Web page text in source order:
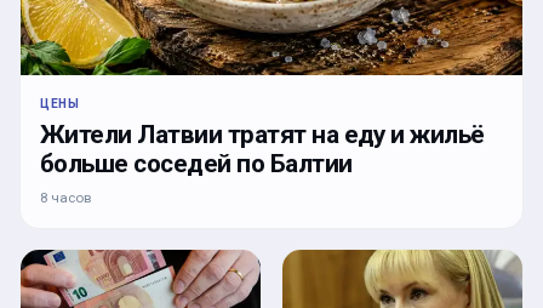
ЦЕНЫ
Жители Латвии тратят на еду и жильё
больше соседей по Балтии
8 часов